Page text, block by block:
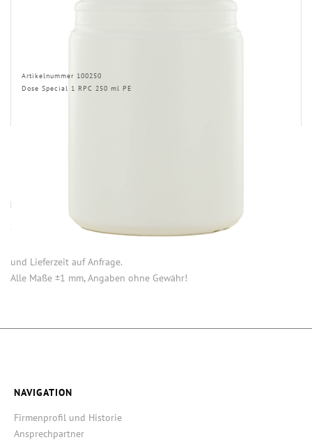
Artikelnummer 100250
Dose Special 1 RPC 250 ml PE
HINWEISE
Öffnung (innen) = Öffnung bei aufgesetztem Verschluss.
und Lieferzeit auf Anfrage.
Alle Maße ±1 mm, Angaben ohne Gewähr!
NAVIGATION
Firmenprofil und Historie
Ansprechpartner